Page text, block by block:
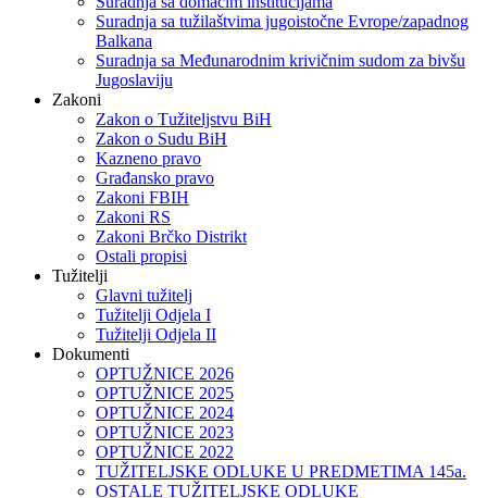
Suradnja sa tužilaštvima jugoistočne Evrope/zapadnog
Balkana
Suradnja sa Međunarodnim krivičnim sudom za bivšu
Jugoslaviju
Zakoni
Zakon o Тužiteljstvu BiH
Zakon o Sudu BiH
Kazneno pravo
Građansko pravo
Zakoni FBIH
Zakoni RS
Zakoni Brčko Distrikt
Ostali propisi
Tužitelji
Glavni tužitelj
Tužitelji Odjela I
Tužitelji Odjela II
Dokumenti
OPTUŽNICE 2026
OPTUŽNICE 2025
OPTUŽNICE 2024
OPTUŽNICE 2023
OPTUŽNICE 2022
TUŽITELJSKE ODLUKE U PREDMETIMA 145a.
OSTALE TUŽITELJSKE ODLUKE